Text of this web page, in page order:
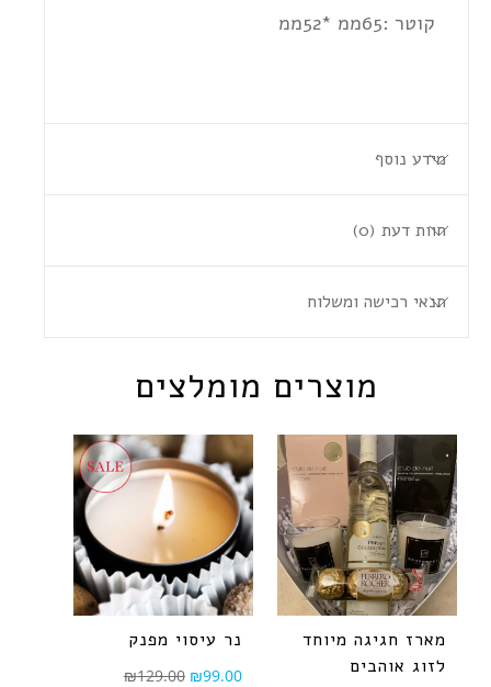
קוטר :65ממ *52ממ
מידע נוסף
חוות דעת (0)
תנאי רכישה ומשלוח
מוצרים מומלצים
מארז חגיגה מיוחד
לזוג אוהבים
נר עיסוי מפנק
₪129.00 ₪99.00